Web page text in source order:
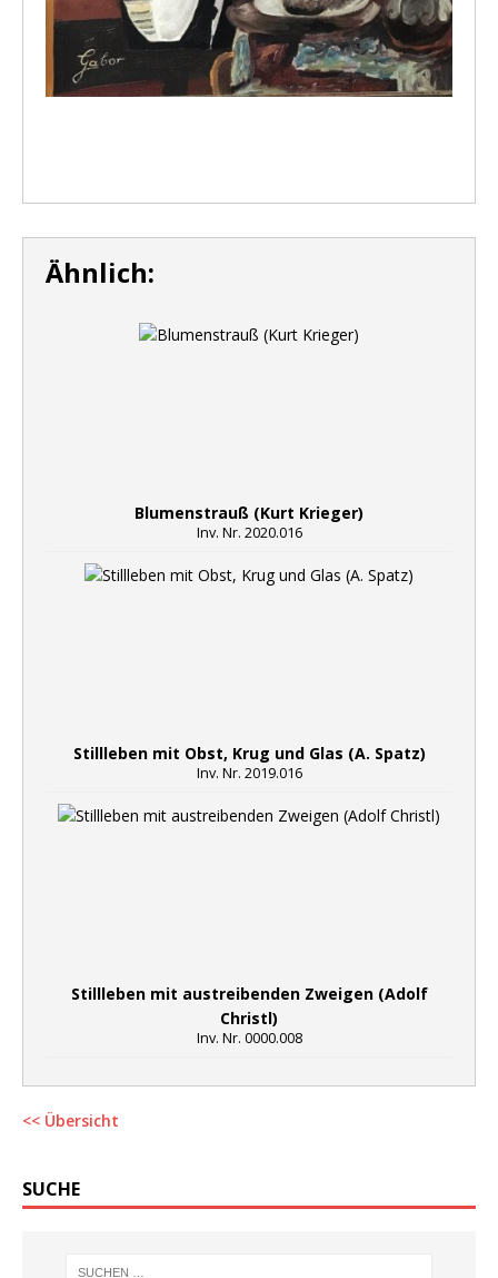
Ähnlich:
Blumenstrauß (Kurt Krieger)
Inv. Nr. 2020.016
Stillleben mit Obst, Krug und Glas (A. Spatz)
Inv. Nr. 2019.016
Stillleben mit austreibenden Zweigen (Adolf
Christl)
Inv. Nr. 0000.008
<< Übersicht
SUCHE